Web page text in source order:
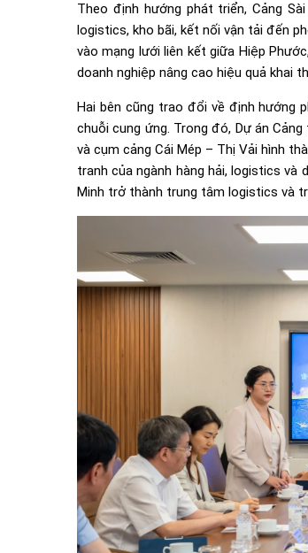
Theo định hướng phát triển, Cảng
logistics, kho bãi, kết nối vận tải đến
vào mạng lưới liên kết giữa Hiệp
doanh nghiệp nâng cao hiệu quả khai
Hai bên cũng trao đổi về định hướng
chuỗi cung ứng. Trong đó, Dự án
và cụm cảng Cái Mép – Thị Vải hình
tranh của ngành hàng hải, logistics
Minh trở thành trung tâm logistics và